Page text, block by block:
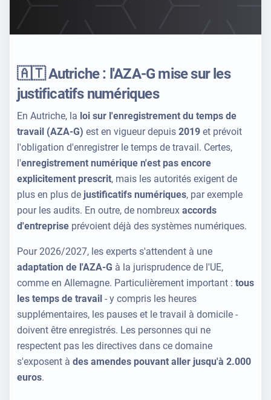
🇦🇹 Autriche : l'AZA-G mise sur les
justificatifs numériques
En Autriche, la loi sur l'enregistrement du temps de
travail (AZA-G) est en vigueur depuis 2019 et prévoit
l'obligation d'enregistrer le temps de travail. Certes,
l'enregistrement numérique n'est pas encore
explicitement prescrit, mais les autorités exigent de
plus en plus de justificatifs numériques, par exemple
pour les audits. En outre, de nombreux accords
d'entreprise prévoient déjà des systèmes numériques.
Pour 2026/2027, les experts s'attendent à une
adaptation de l'AZA-G à la jurisprudence de l'UE,
comme en Allemagne. Particulièrement important : tous
les temps de travail - y compris les heures
supplémentaires, les pauses et le travail à domicile -
doivent être enregistrés. Les personnes qui ne
respectent pas les directives dans ce domaine
s'exposent à des amendes pouvant aller jusqu'à 2.000
euros.